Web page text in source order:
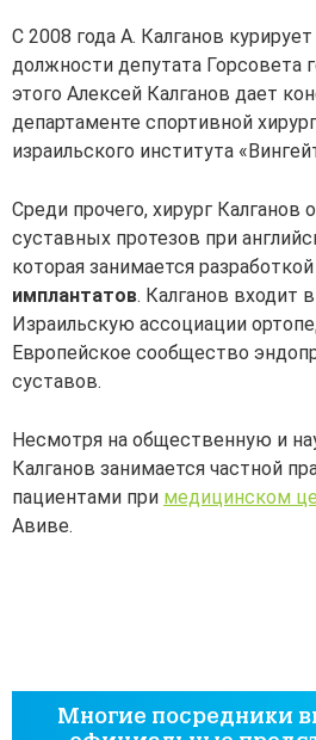
С 2008 года А. Калганов
должности депутата Горсовета
этого Алексей Калганов дает
департаменте спортивной
израильского института
Среди прочего, хирург Калганов
суставных протезов при
которая занимается
имплантатов. Калганов входит
Израильскую ассоциации
Европейское сообщество
суставов.
Несмотря на общественную и
Калганов занимается частной
пациентами при медицинском
Авиве.
Многие посредники